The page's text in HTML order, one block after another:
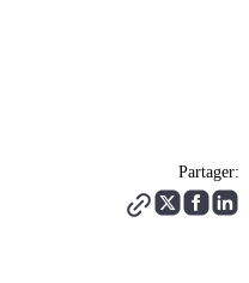
Partager: